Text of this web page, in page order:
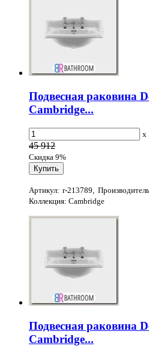
Подвесная раковина
Cambridge...
x
45 912
Скидка 9%
Артикул: r-213789,
Коллекция: Cambridge
Подвесная раковина
Cambridge...